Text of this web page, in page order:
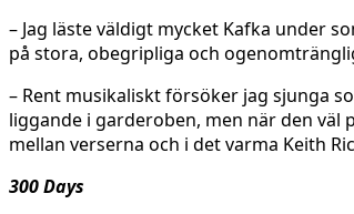
– Jag läste väldigt mycket Kafka under
på stora, obegripliga och
– Rent musikaliskt försöker jag sjunga
liggande i garderoben, men när den väl
mellan verserna och i det varma Keith
300 Days